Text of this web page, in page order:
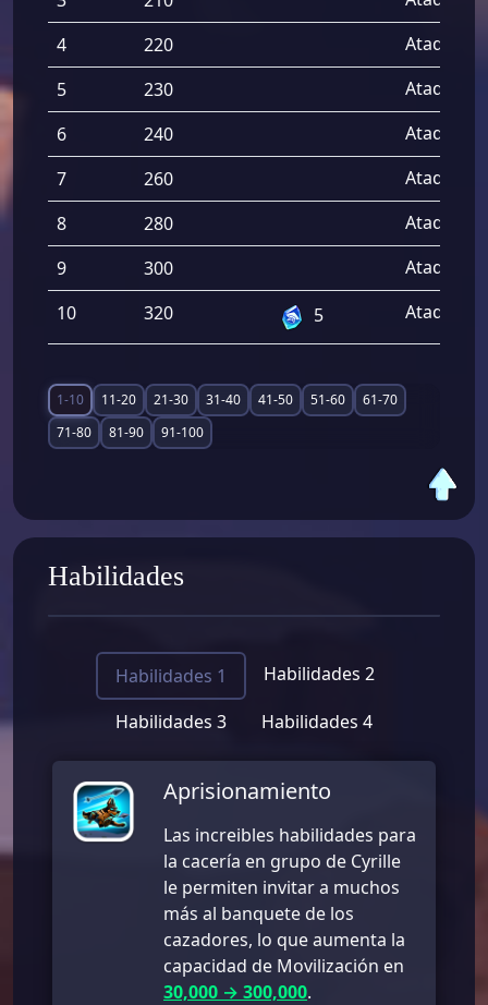
4
220
Ataque
5
230
Ataque
6
240
Ataque
7
260
Ataque
8
280
Ataque
9
300
Ataque
10
320 5 Ataque
1-10 11-20 21-30 31-40 41-50 51-60
61-70
71-80
81-90 91-100
Habilidades
Habilidades 1
Habilidades 2
Habilidades 3
Habilidades 4
Aprisionamiento
Las increibles habilidades para
la cacería en grupo de Cyrille
le permiten invitar a muchos
más al banquete de los
cazadores, lo que aumenta la
capacidad de Movilización en
30,000 → 300,000.